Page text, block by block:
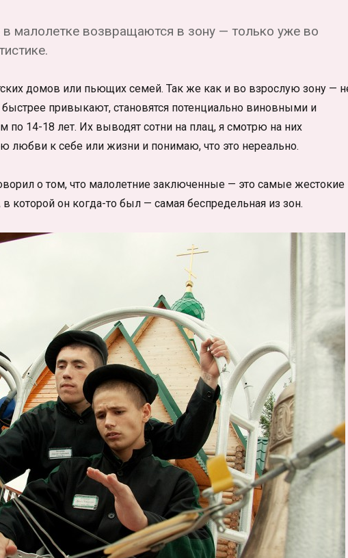
малолетке возвращаются в зону — только уже во
домов или пьющих семей. Так же как и во взрослую зону —
привыкают, становятся потенциально виновными и
14-18 лет. Их выводят сотни на плац, я смотрю на них
любви к себе или жизни и понимаю, что это нереально.
о том, что малолетние заключенные — это самые жестокие
которой он когда-то был — самая беспредельная из зон.